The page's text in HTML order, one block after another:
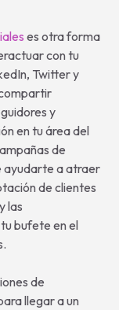
es otra forma
con tu
Twitter y
y
en tu área del
de
ayudarte a atraer
de clientes
las
bufete en el
de
llegar a un